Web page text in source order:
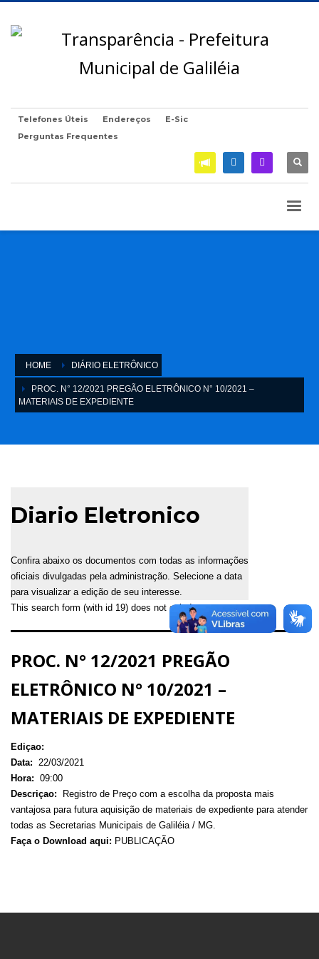
Telefones Úteis Endereços
E-Sic
Perguntas Frequentes
HOME DIÁRIO ELETRÔNICO
PROC. N° 12/2021 PREGÃO ELETRÔNICO N° 10/2021 –
MATERIAIS DE EXPEDIENTE
Diario Eletronico
Confira abaixo os documentos com todas as informações
oficiais divulgadas pela administração. Selecione a data
para visualizar a edição de seu interesse.
This search form (with id 19) does not exist!
PROC. N° 12/2021 PREGÃO
ELETRÔNICO N° 10/2021 –
MATERIAIS DE EXPEDIENTE
Ediçao:
Data:
22/03/2021
Hora: 09:00
Descriçao:
Registro de Preço com a escolha da proposta mais
vantajosa para futura aquisição de materiais de expediente para atender
todas as Secretarias Municipais de Galiléia / MG.
Faça o Download aqui: PUBLICAÇÃO